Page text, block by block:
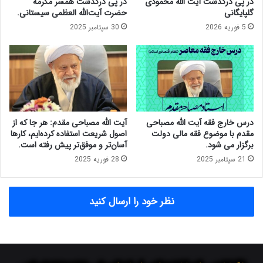
ج
ن
ا
ح
ی
پ
ی
گ
ی
ر
ی
ش
و
گلپایگانی
5 فوریه 2026
حضرت آیت‌الله العظمی سیستانی.
30 سپتامبر 2025
درس خارج فقه آیت الله مصباحی
مقدم با موضوع فقه مالی دولت
برگزار می شود.
21 سپتامبر 2025
آیت الله مصباحی مقدم: هر جا که از
اصول شریعت استفاده کرده‌ایم، کارها
آسان‌تر و موفق‌تر پیش رفته است.
28 فوریه 2025
نظر خود را ارسال کنید